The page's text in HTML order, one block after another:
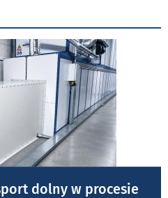
dolny w procesie